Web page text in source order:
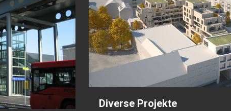
Diverse Projekte
Diverse Projekte